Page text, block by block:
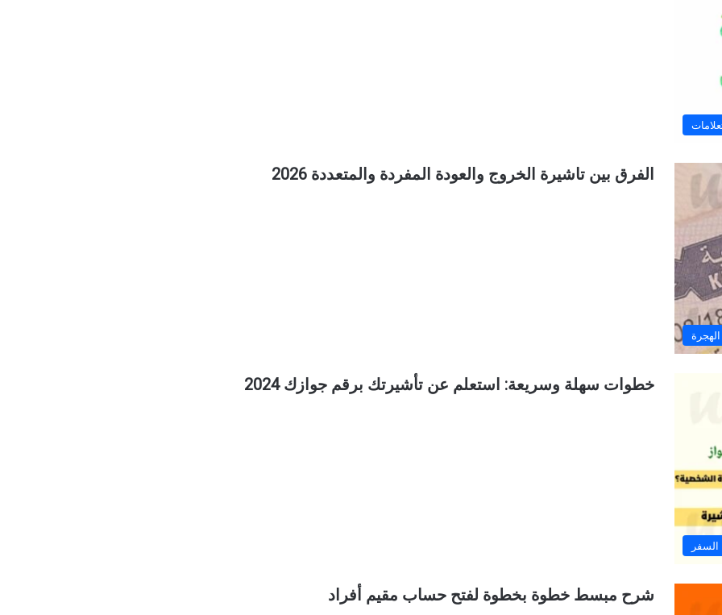
الهجرة
الفرق بين تاشيرة الخروج والعودة المفردة والمتعددة 2026
السفر
خطوات سهلة وسريعة: استعلم عن تأشيرتك برقم جوازك 2024
شرح مبسط خطوة بخطوة لفتح حساب مقيم أفراد